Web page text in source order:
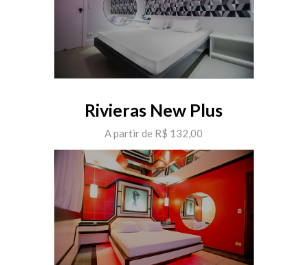
Rivieras New Plus
A partir de R$ 132,00